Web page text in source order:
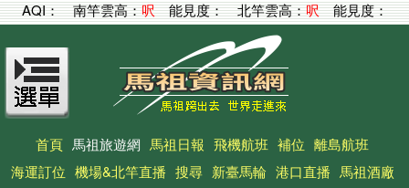
AQI： 南竿雲高：呎能見度：北竿雲高：呎能見度：
首頁 馬祖旅遊網 馬祖日報 飛機航班 補位 離島航班
海運訂位 機場&北竿直播 搜尋 新臺馬輪 港口直播 馬祖酒廠